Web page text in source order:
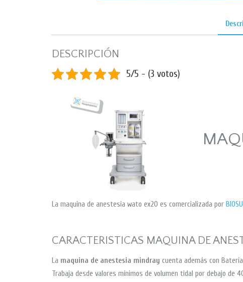
DESCRIPCIÓN
5/5 - (3 votos)
La maquina de anestesia wato ex20 es comercializada por
CARACTERISTICAS MAQUINA DE
La maquina de anestesia mindray cuenta además con
Trabaja desde valores mínimos de volumen tidal por debajo de